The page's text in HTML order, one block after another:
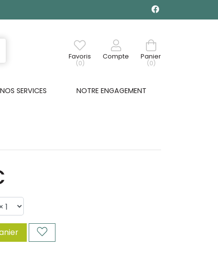
Favoris
(0)
Compte
Panier
(0)
NOS SERVICES NOTRE ENGAGEMENT